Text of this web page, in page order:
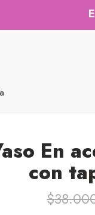
En
con
$